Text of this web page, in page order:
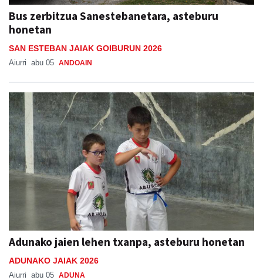
Bus zerbitzua Sanestebanetara, asteburu
honetan
SAN ESTEBAN JAIAK GOIBURUN 2026
Aiurri abu 05 ANDOAIN
Adunako jaien lehen txanpa, asteburu honetan
ADUNAKO JAIAK 2026
Aiurri abu 05 ADUNA